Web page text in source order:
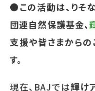
●この活動は、りそ
団連自然保護基金、
支援や皆さまからの
す。
現在、BAJでは輝け